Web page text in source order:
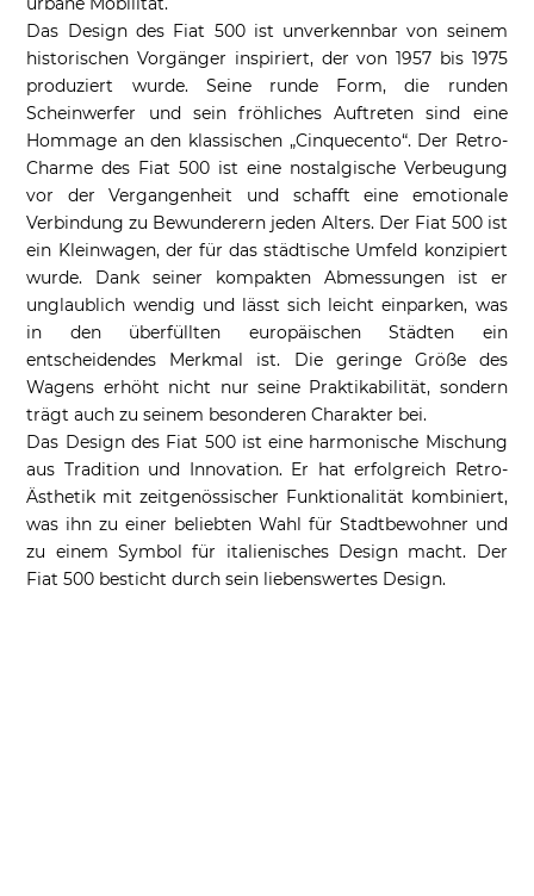
Das Design des Fiat 500 ist unverkennbar von seinem
historischen Vorgänger inspiriert, der von 1957 bis 1975
produziert wurde. Seine runde Form, die runden
Scheinwerfer und sein fröhliches Auftreten sind eine
Hommage an den klassischen „Cinquecento“. Der Retro-
Charme des Fiat 500 ist eine nostalgische Verbeugung
vor der Vergangenheit und schafft eine emotionale
Verbindung zu Bewunderern jeden Alters. Der Fiat 500 ist
ein Kleinwagen, der für das städtische Umfeld konzipiert
wurde. Dank seiner kompakten Abmessungen ist er
unglaublich wendig und lässt sich leicht einparken, was
in den überfüllten europäischen Städten ein
entscheidendes Merkmal ist. Die geringe Größe des
Wagens erhöht nicht nur seine Praktikabilität, sondern
trägt auch zu seinem besonderen Charakter bei.
Das Design des Fiat 500 ist eine harmonische Mischung
aus Tradition und Innovation. Er hat erfolgreich Retro-
Ästhetik mit zeitgenössischer Funktionalität kombiniert,
was ihn zu einer beliebten Wahl für Stadtbewohner und
zu einem Symbol für italienisches Design macht. Der
Fiat 500 besticht durch sein liebenswertes Design.